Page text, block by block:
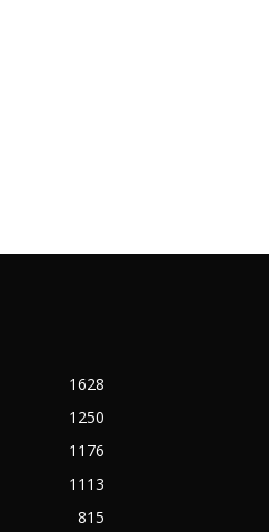
1628
1250
1176
1113
815